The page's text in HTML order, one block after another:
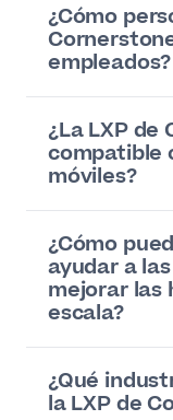
¿Cómo
empleados?
¿La LXP de
compatible
móviles?
¿Cómo
ayudar a
mejorar las
escala?
¿Qué
la LXP de